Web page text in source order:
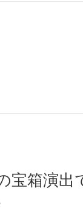
宝箱演出